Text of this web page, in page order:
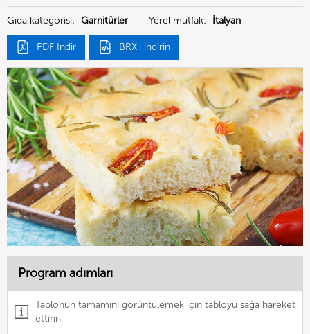
Gıda kategorisi: Garnitürler Yerel mutfak: İtalyan
PDF İndir BRX'i indirin
Program adımları
Tablonun tamamını görüntülemek için tabloyu sağa hareket
ettirin.